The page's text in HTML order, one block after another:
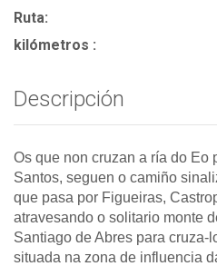
Ruta:
kilómetros :
Descripción
Os que non cruzan a ría do Eo
Santos, seguen o camiño
que pasa por Figueiras,
atravesando o solitario monte
Santiago de Abres para cruza-
situada na zona de influencia